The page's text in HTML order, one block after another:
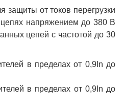
от токов перегрузки
цепях напряжением до 380 В
цепей с частотой до 30
в пределах от 0,9In до
в пределах от 0,9In до